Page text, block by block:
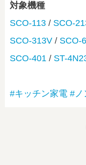
対象機種
SCO-113 / SCO-
SCO-313V / SCO-
SCO-401 / ST-
#キッチン家電 #ノ